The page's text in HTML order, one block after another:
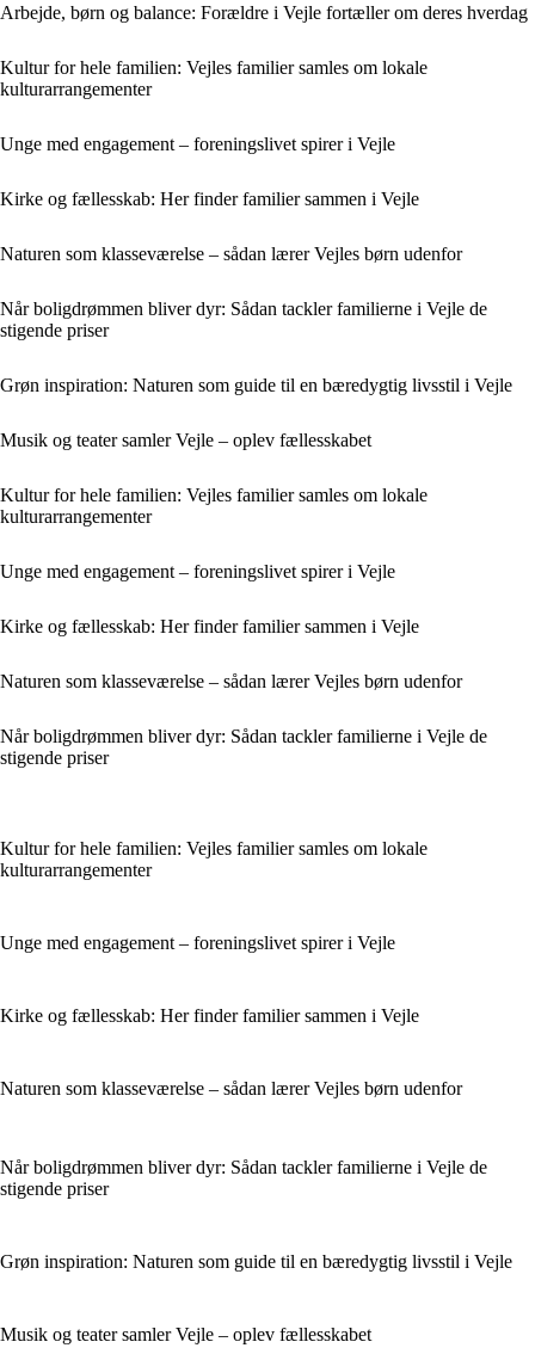
Arbejde, børn og balance: Forældre i Vejle fortæller om deres hverdag
Kultur for hele familien: Vejles familier samles om lokale
kulturarrangementer
Unge med engagement – foreningslivet spirer i Vejle
Kirke og fællesskab: Her finder familier sammen i Vejle
Naturen som klasseværelse – sådan lærer Vejles børn udenfor
Når boligdrømmen bliver dyr: Sådan tackler familierne i Vejle de
stigende priser
Grøn inspiration: Naturen som guide til en bæredygtig livsstil i Vejle
Musik og teater samler Vejle – oplev fællesskabet
Kultur for hele familien: Vejles familier samles om lokale
kulturarrangementer
Unge med engagement – foreningslivet spirer i Vejle
Kirke og fællesskab: Her finder familier sammen i Vejle
Naturen som klasseværelse – sådan lærer Vejles børn udenfor
Når boligdrømmen bliver dyr: Sådan tackler familierne i Vejle de
stigende priser
Kultur for hele familien: Vejles familier samles om lokale
kulturarrangementer
Unge med engagement – foreningslivet spirer i Vejle
Kirke og fællesskab: Her finder familier sammen i Vejle
Naturen som klasseværelse – sådan lærer Vejles børn udenfor
Når boligdrømmen bliver dyr: Sådan tackler familierne i Vejle de
stigende priser
Grøn inspiration: Naturen som guide til en bæredygtig livsstil i Vejle
Musik og teater samler Vejle – oplev fællesskabet